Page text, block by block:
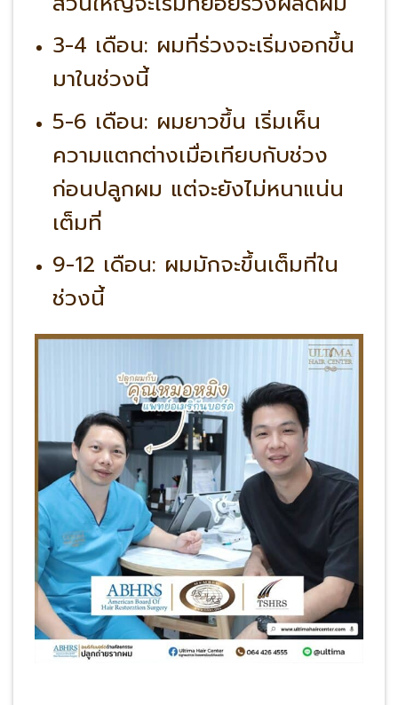
3-4 เดือน: ผมที่ร่วงจะเริ่มงอกขึ้น
มาในช่วงนี้
5-6 เดือน: ผมยาวขึ้น เริ่มเห็น
ความแตกต่างเมื่อเทียบกับช่วง
ก่อนปลูกผม แต่จะยังไม่หนาแน่น
เต็มที่
9-12 เดือน: ผมมักจะขึ้นเต็มที่ใน
ช่วงนี้